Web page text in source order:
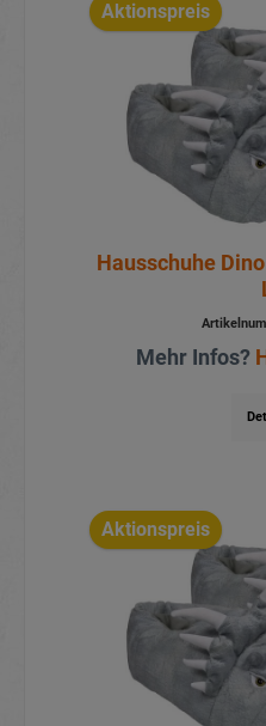
Aktionspreis
Hausschuhe
Mehr Infos?
Aktionspreis